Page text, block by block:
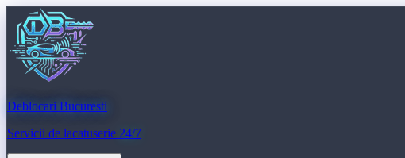
Deblocari Bucuresti
Servicii de lacatuserie 24/7